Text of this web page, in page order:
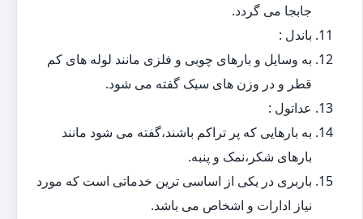
جابجا می گردد.
باندل :
به وسایل و بارهای چوبی و فلزی مانند لوله های کم
قطر و در وزن های سبک گفته می شود.
عداتول :
به بارهایی که پر تراکم باشند،گفته می شود مانند
بارهای شکر،نمک و پنبه.
باربری در یکی از اساسی ترین خدماتی است که مورد
نیاز ادارات و اشخاص می باشد.